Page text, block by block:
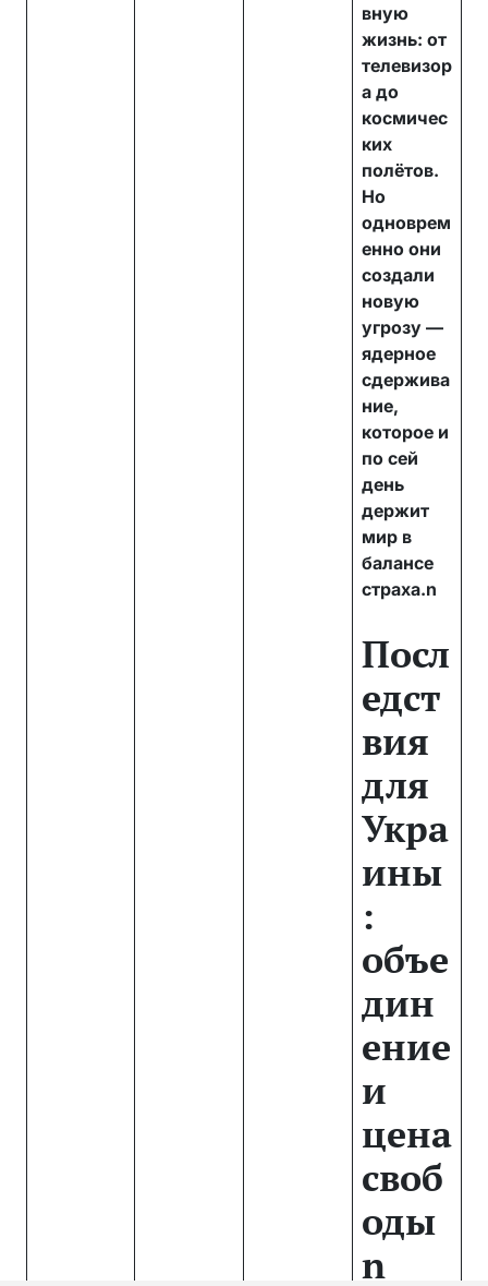
вную
жизнь: от
телевизор
а до
космичес
ких
полётов.
Но
одноврем
енно они
создали
новую
угрозу —
ядерное
сдержива
ние,
которое и
по сей
день
держит
мир в
балансе
страха.n
Посл
едст
вия
для
Укра
ины
:
объе
дин
ение
и
цена
своб
оды
n